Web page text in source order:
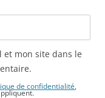
et mon site dans le
de confidentialité